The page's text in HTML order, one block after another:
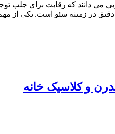
دانند که رقابت برای جلب
در زمینه سئو است. یکی از مهم